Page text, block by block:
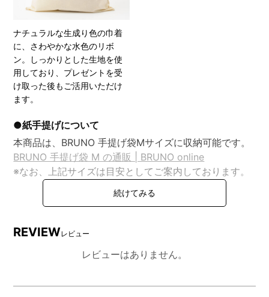
ナチュラルな生成り色の巾着
に、さわやかな水色のリボ
ン。しっかりとした生地を使
用しており、プレゼントを受
け取った後もご活用いただけ
ます。
●紙手提げについて
本商品は、BRUNO 手提げ袋Mサイズに収納可能です。
BRUNO 手提げ袋 M の通販 | BRUNO online
※なお、上記サイズは目安としてご案内しております。
商品の形状やサイズによっては、手提げ袋にきれいに収
まらない場合や、多少の型崩れが生じる可能性がござい
REVIEWレビュー
レビューはありません。